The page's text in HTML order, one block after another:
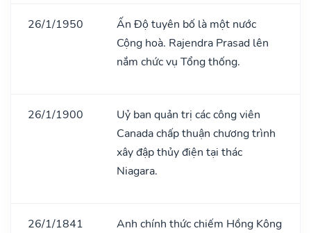
26/1/1950
Ấn Độ tuyên bố là một nước
Cộng hoà. Rajendra Prasad lên
nắm chức vụ Tổng thống.
26/1/1900
Uỷ ban quản trị các công viên
Canada chấp thuận chương trình
xây đập thủy điện tại thác
Niagara.
26/1/1841
Anh chính thức chiếm Hồng Kông